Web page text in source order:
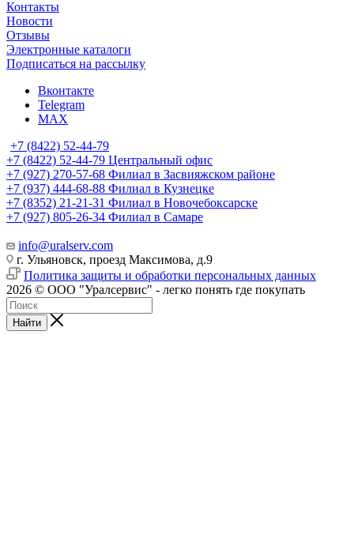
Контакты
Новости
Отзывы
Электронные каталоги
Подписаться на рассылку
Вконтакте
Telegram
MAX
+7 (8422) 52-44-79
+7 (8422) 52-44-79 Центральный офис
+7 (927) 270-57-68 Филиал в Засвияжском районе
+7 (937) 444-68-88 Филиал в Кузнецке
+7 (8352) 21-21-31 Филиал в Новочебоксарске
+7 (927) 805-26-34 Филиал в Самаре
info@uralserv.com
г. Ульяновск, проезд Максимова, д.9
Политика защиты и обработки персональных данных
2026 © ООО "Уралсервис" - легко понять где покупать
Найти